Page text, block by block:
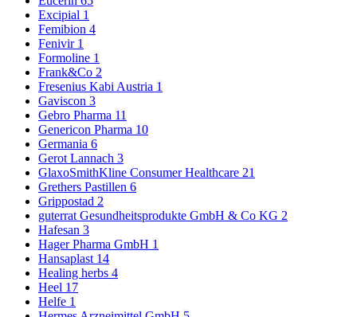
Excipial 1
Femibion 4
Fenivir 1
Formoline 1
Frank&Co 2
Fresenius Kabi Austria 1
Gaviscon 3
Gebro Pharma 11
Genericon Pharma 10
Germania 6
Gerot Lannach 3
GlaxoSmithKline Consumer Healthcare 21
Grethers Pastillen 6
Grippostad 2
guterrat Gesundheitsprodukte GmbH & Co KG 2
Hafesan 3
Hager Pharma GmbH 1
Hansaplast 14
Healing herbs 4
Heel 17
Helfe 1